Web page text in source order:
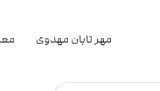
مهر تابان مهدوی